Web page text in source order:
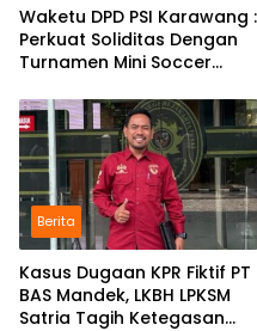
Waketu DPD PSI Karawang :
Perkuat Soliditas Dengan
Turnamen Mini Soccer
Berita
Kasus Dugaan KPR Fiktif PT
BAS Mandek, LKBH LPKSM
Satria Tagih Ketegasan